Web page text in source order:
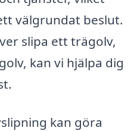
välgrundat beslut.
slipa ett trägolv,
kan vi hjälpa dig
kan göra